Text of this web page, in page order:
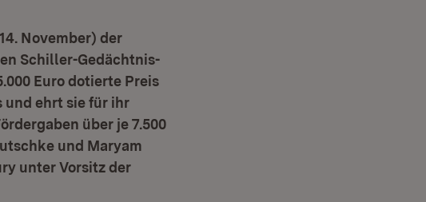
November) der
Schiller-Gedächtnis-
Euro dotierte Preis
ehrt sie für ihr
über je 7.500
und Maryam
unter Vorsitz der